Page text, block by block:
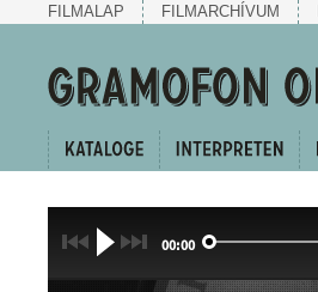
FILMALAP FILMARCHÍVUM
00:00